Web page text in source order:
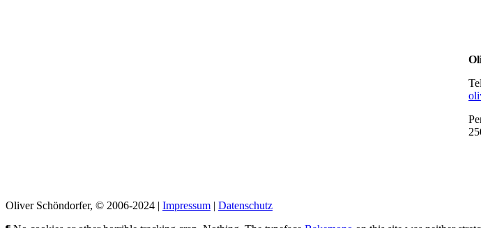
Oliver Schöndorfer, © 2006-2024 | Impressum | Datenschutz